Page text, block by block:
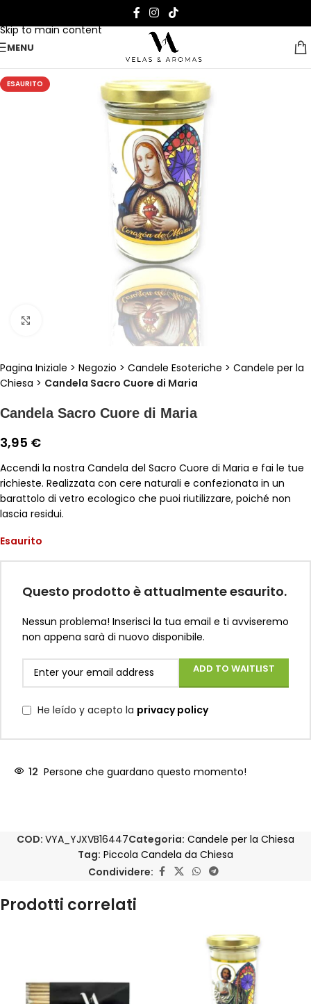
Skip to main content
MENU
ESAURITO
Clicca per ingrandire
Pagina Iniziale > Negozio > Candele Esoteriche > Candele per la
Chiesa > Candela Sacro Cuore di Maria
Candela Sacro Cuore di Maria
3,95 €
Accendi la nostra Candela del Sacro Cuore di Maria e fai le tue
richieste. Realizzata con cere naturali e confezionata in un
barattolo di vetro ecologico che puoi riutilizzare, poiché non
lascia residui.
Esaurito
Questo prodotto è attualmente esaurito.
Nessun problema! Inserisci la tua email e ti avviseremo
non appena sarà di nuovo disponibile.
ADD TO WAITLIST
He leído y acepto la privacy policy
12 Persone che guardano questo momento!
COD: VYA_YJXVB16447Categoria: Candele per la Chiesa
Tag: Piccola Candela da Chiesa
Condividere:
Prodotti correlati